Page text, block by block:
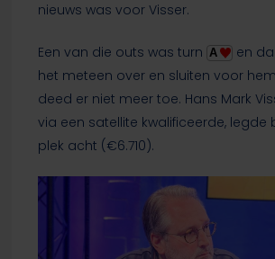
nieuws was voor Visser.
Een van die outs was turn A
en
het meteen over en sluiten voor
deed er niet meer toe. Hans Mark
via een satellite kwalificeerde, legde
plek acht (€6.710).